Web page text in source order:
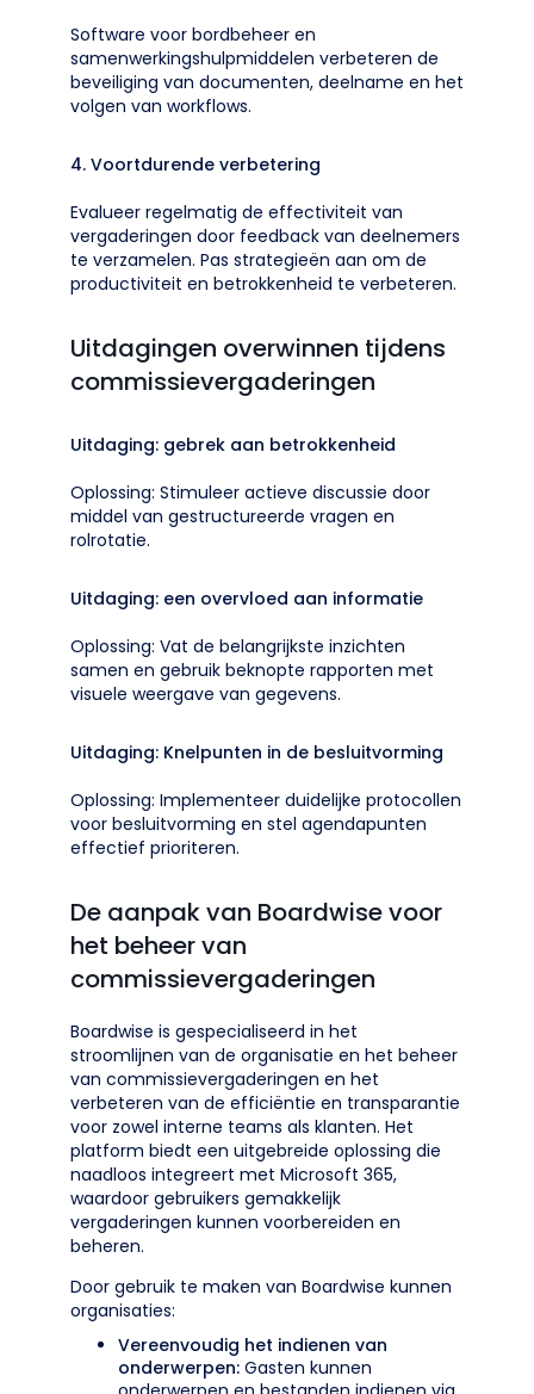
Software voor bordbeheer en
samenwerkingshulpmiddelen verbeteren de
beveiliging van documenten, deelname en het
volgen van workflows.
4. Voortdurende verbetering
Evalueer regelmatig de effectiviteit van
vergaderingen door feedback van deelnemers
te verzamelen. Pas strategieën aan om de
productiviteit en betrokkenheid te verbeteren.
Uitdagingen overwinnen tijdens
commissievergaderingen
Uitdaging: gebrek aan betrokkenheid
Oplossing: Stimuleer actieve discussie door
middel van gestructureerde vragen en
rolrotatie.
Uitdaging: een overvloed aan informatie
Oplossing: Vat de belangrijkste inzichten
samen en gebruik beknopte rapporten met
visuele weergave van gegevens.
Uitdaging: Knelpunten in de besluitvorming
Oplossing: Implementeer duidelijke protocollen
voor besluitvorming en stel agendapunten
effectief prioriteren.
De aanpak van Boardwise voor
het beheer van
commissievergaderingen
Boardwise is gespecialiseerd in het
stroomlijnen van de organisatie en het beheer
van commissievergaderingen en het
verbeteren van de efficiëntie en transparantie
voor zowel interne teams als klanten. Het
platform biedt een uitgebreide oplossing die
naadloos integreert met Microsoft 365,
waardoor gebruikers gemakkelijk
vergaderingen kunnen voorbereiden en
beheren.
Door gebruik te maken van Boardwise kunnen
organisaties:
Vereenvoudig het indienen van
onderwerpen: Gasten kunnen